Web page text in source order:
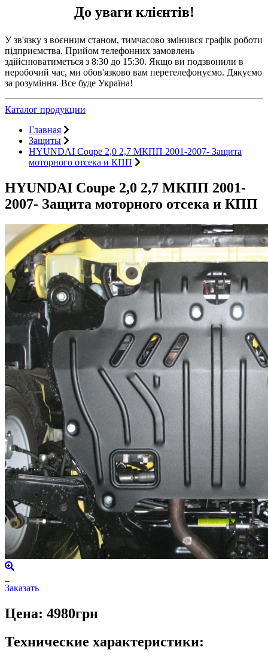
До уваги клієнтів!
У зв'язку з воєнним станом, тимчасово змінився графік роботи
підприємства. Прийом телефонних замовлень
здійснюватиметься з 8:30 до 15:30. Якщо ви подзвонили в
неробочий час, ми обов'язково вам перетелефонуємо. Дякуємо
за розуміння. Все буде Україна!
Каталог продукции
Главная
Защиты
HYUNDAI Coupe 2,0 2,7 МКПП 2001-2007- Защита
моторного отсека и КПП
HYUNDAI Coupe 2,0 2,7 МКПП 2001-
2007- Защита моторного отсека и КПП
Заказать
Цена: 4980грн
Технические характеристики: